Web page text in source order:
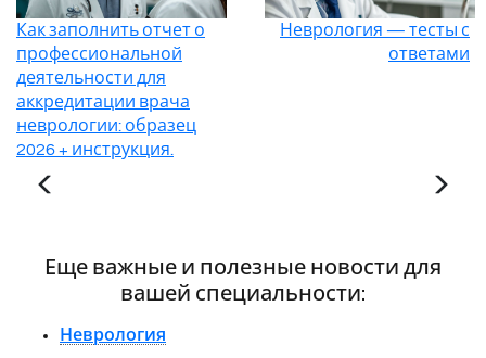
Как заполнить отчет о
профессиональной
деятельности для
аккредитации врача
неврологии: образец
2026 + инструкция.
Неврология — тесты с
ответами
Еще важные и полезные новости для
вашей специальности:
Неврология